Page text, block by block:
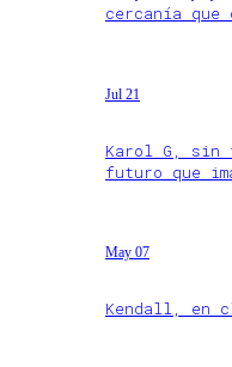
cercanía que
Jul 21
Karol G,
futuro que
May 07
Kendall, en